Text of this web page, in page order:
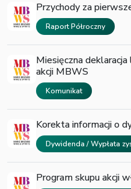
Przychody za
Raport Półroczny
Miesięczna
akcji MBWS
Komunikat
Korekta informacji o
Dywidenda / Wypłata
Program skupu akcji